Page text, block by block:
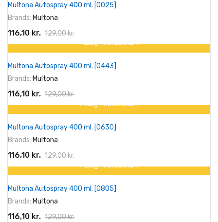
-10%
Multona Autospray 400 ml. [0025]
Brands: Multona
116,10 kr. 129,00 kr.
På tilbud!
-10%
+ Læg I Indkøbskurv
Multona Autospray 400 ml. [0443]
Brands: Multona
116,10 kr. 129,00 kr.
På tilbud!
-10%
+ Læg I Indkøbskurv
Multona Autospray 400 ml. [0630]
Brands: Multona
116,10 kr. 129,00 kr.
På tilbud!
-10%
+ Læg I Indkøbskurv
Multona Autospray 400 ml. [0805]
Brands: Multona
116,10 kr. 129,00 kr.